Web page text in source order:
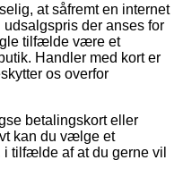
at såfremt en internet
der anses for
tilfælde være et
Handler med kort er
os overfor
betalingskort eller
kan du vælge et
tilfælde af at du gerne vil